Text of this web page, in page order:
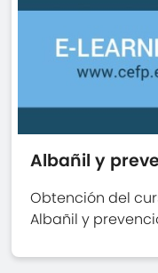
Albañil y
Obtención del
Albañil y